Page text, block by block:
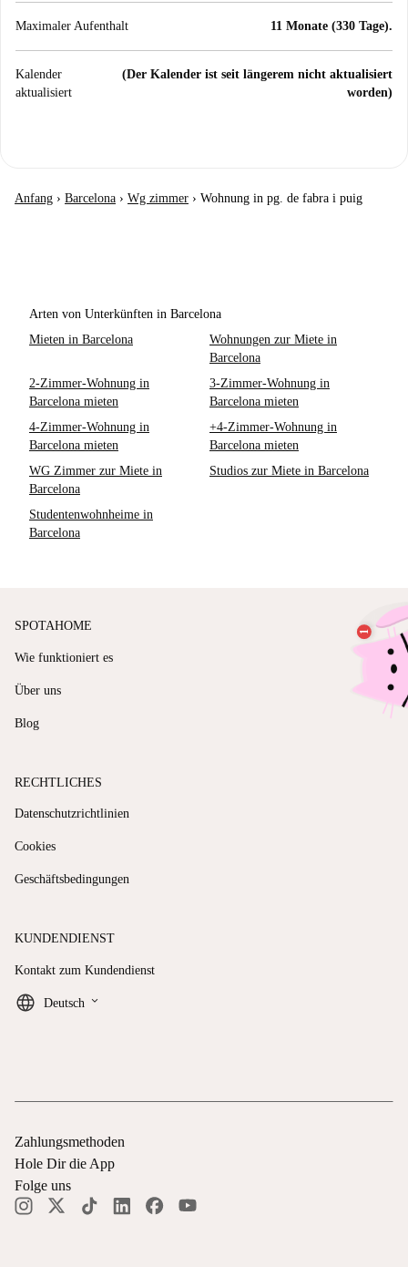
Maximaler Aufenthalt 11 Monate (330 Tage).
Kalender
aktualisiert
(Der Kalender ist seit längerem nicht aktualisiert
worden)
Anfang › Barcelona › Wg zimmer › Wohnung in pg. de fabra i puig
Arten von Unterkünften in Barcelona
Mieten in Barcelona
Wohnungen zur Miete in
Barcelona
2-Zimmer-Wohnung in
Barcelona mieten
3-Zimmer-Wohnung in
Barcelona mieten
4-Zimmer-Wohnung in
Barcelona mieten
+4-Zimmer-Wohnung in
Barcelona mieten
WG Zimmer zur Miete in
Barcelona
Studios zur Miete in Barcelona
Studentenwohnheime in
Barcelona
SPOTAHOME
Wie funktioniert es
Über uns
Blog
RECHTLICHES
Datenschutzrichtlinien
Cookies
Geschäftsbedingungen
KUNDENDIENST
Kontakt zum Kundendienst
Deutsch keyboard_arrow_down
Zahlungsmethoden
Hole Dir die App
Folge uns